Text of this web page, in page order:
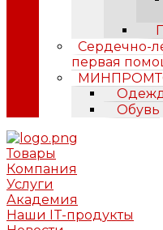
Сердечно-
первая
Обувь
Товары
Компания
Услуги
Академия
Наши IT-продукты